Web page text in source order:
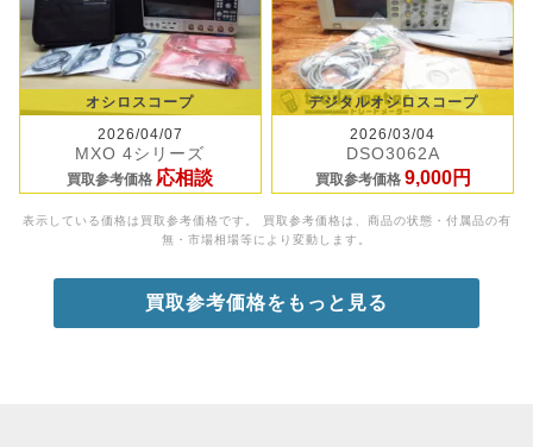
オシロスコープ
2026/04/07
MXO 4シリーズ
買取参考価格 応相談
デジタルオシロスコープ
2026/03/04
DSO3062A
買取参考価格 9,000円
表示している価格は買取参考価格です。 買取参考価格は、商品の状態・付属品の有
無・市場相場等により変動します。
買取参考価格をもっと見る